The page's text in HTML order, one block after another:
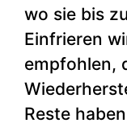
wo sie bis
Einfrieren
empfohlen,
Reste